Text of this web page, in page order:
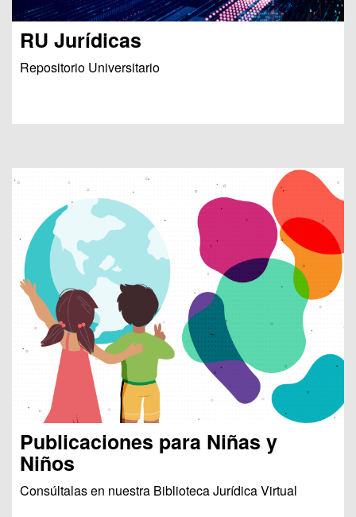
RU Jurídicas
Repositorio Universitario
Publicaciones para Niñas y
Niños
Consúltalas en nuestra Biblioteca Jurídica Virtual